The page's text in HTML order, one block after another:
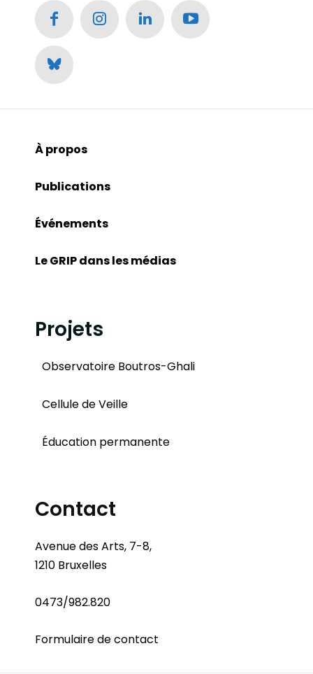
À propos
Publications
Événements
Le GRIP dans les médias
Projets
Observatoire Boutros-Ghali
Cellule de Veille
Éducation permanente
Contact
Avenue des Arts, 7-8,
1210 Bruxelles
0473/982.820
Formulaire de contact